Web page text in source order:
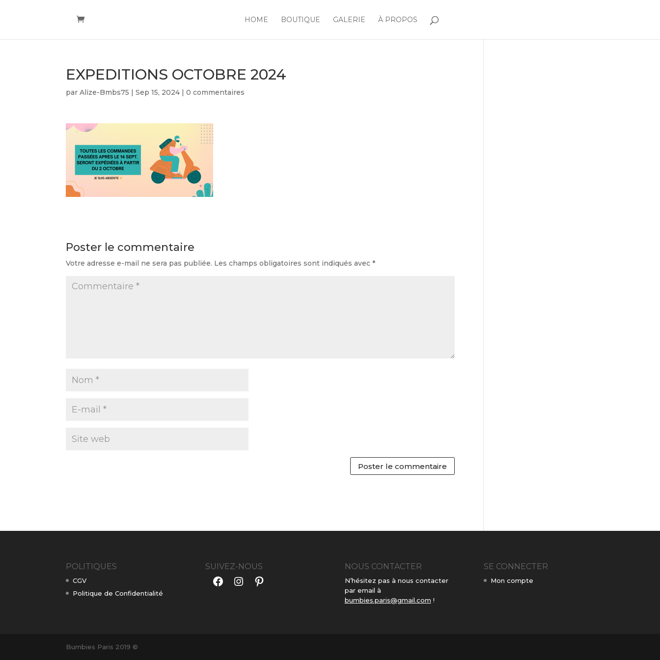
HOME BOUTIQUE GALERIE À PROPOS
EXPEDITIONS OCTOBRE 2024
parAlize-Bmbs75 |Sep 15, 2024 |0 commentaires
Poster le commentaire
Votre adresse e-mail ne sera pas publiée. Les champs obligatoires sont indiqués avec*
POLITIQUES
CGV
Politique de Confidentialité
SUIVEZ-NOUS
FacebookInstagramPinterest
NOUS CONTACTER
N’hésitez pas à nous contacter
par email à
bumbies.paris@gmail.com !
SE CONNECTER
Mon compte
Bumbies Paris 2019 ©